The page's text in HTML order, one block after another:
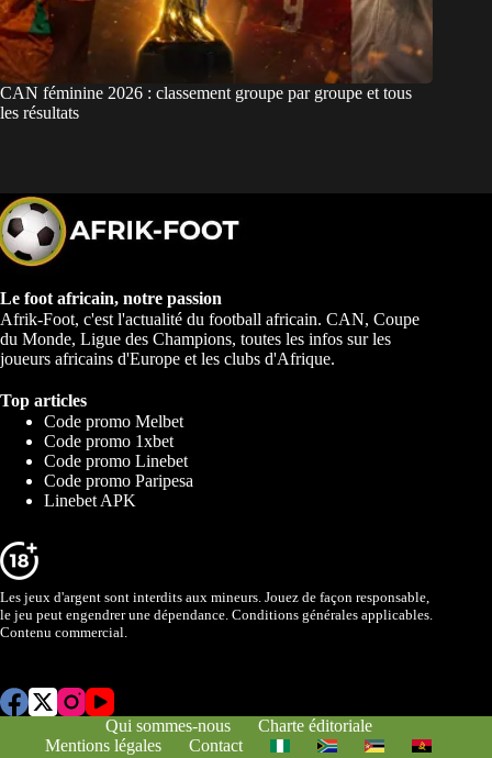
CAN féminine 2026 : classement groupe par groupe et tous
les résultats
Le foot africain, notre passion
Afrik-Foot, c'est l'actualité du football africain. CAN, Coupe
du Monde, Ligue des Champions, toutes les infos sur les
joueurs africains d'Europe et les clubs d'Afrique.
Top articles
Code promo Melbet
Code promo 1xbet
Code promo Linebet
Code promo Paripesa
Linebet APK
Les jeux d'argent sont interdits aux mineurs. Jouez de façon responsable,
le jeu peut engendrer une dépendance. Conditions générales applicables.
Contenu commercial.
Qui sommes-nous
Charte éditoriale
Mentions légales
Contact